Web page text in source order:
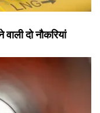
दो नौकरियां